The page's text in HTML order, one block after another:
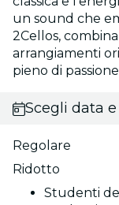
un sound che
2Cellos,
arrangiamenti
pieno di
Scegli data e
Regolare
Ridotto
Studenti